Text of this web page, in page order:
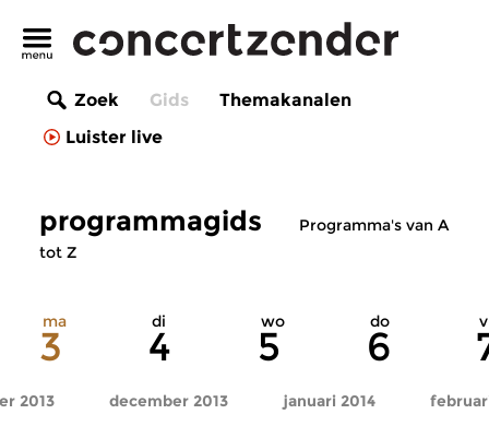
Zoek Gids
Themakanalen
Luister live
programmagids
Programma's van A
tot Z
ma
3
di
4
wo
5
do
6
2013 december 2013 januari 2014